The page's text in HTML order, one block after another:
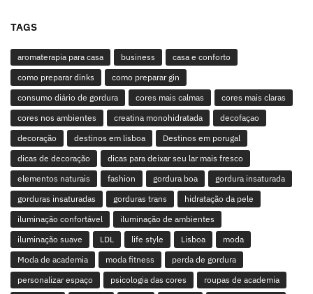
TAGS
aromaterapia para casa business
casa e conforto
como preparar dinks
como preparar gin
consumo diário de gordura
cores mais calmas
cores mais claras
cores nos ambientes
creatina monohidratada
decofaçao
decoração
destinos em lisboa
Destinos em porugal
dicas de decoração
dicas para deixar seu lar mais fresco
elementos naturais
fashion gordura boa
gordura insaturada
gorduras insaturadas
gorduras trans
hidratação da pele
iluminação confortável
iluminação de ambientes
iluminação suave
LDL life style Lisboa
moda
Moda de academia
moda fitness
perda de gordura
personalizar espaço
psicologia das cores
roupas de academia